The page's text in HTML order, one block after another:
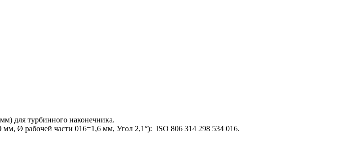
для турбинного наконечника.
Ø рабочей части 016=1,6 мм, Угол 2,1°): ISO 806 314 298 534 016.